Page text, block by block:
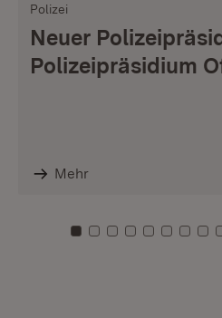
Polizei
Neuer
Polizeipräsidium
Mehr
Zu Kachel: 0
Zu Kachel: 1
Zu Kachel: 2
Zu Kachel: 3
ZuZuZu